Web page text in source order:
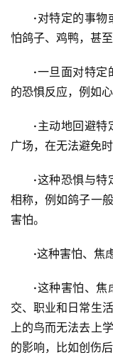
·对特定的事物
怕鸽子、鸡鸭，甚
·一旦面对特定
的恐惧反应，例如
·主动地回避特
广场，在无法避免
·这种恐惧与特
相称，例如鸽子一
害怕。
·这种害怕、焦
·这种害怕、焦
交、职业和日常生
上的鸟而无法去上
的影响，比如创伤